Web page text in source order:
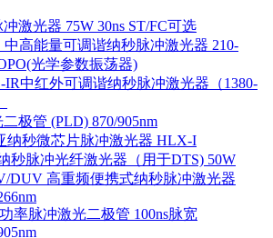
冲激光器 75W 30ns ST/FC可选
中高能量可调谐纳秒脉冲激光器 210-
光学参数振荡器)
IR中红外可调谐纳秒脉冲激光器（1380-
极管 (PLD) 870/905nm
纳秒微芯片脉冲激光器 HLX-I
秒脉冲光纤激光器（用于DTS) 50W
DUV 高重频便携式纳秒脉冲激光器
率脉冲激光二极管 100ns脉宽